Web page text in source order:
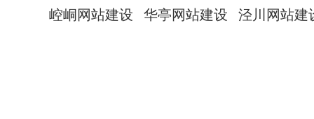
崆峒网站建设 华亭网站建设 泾川网站建